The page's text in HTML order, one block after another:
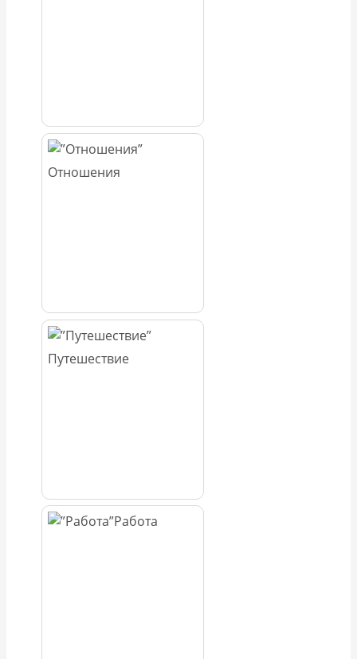
Отношения
Путешествие
Работа